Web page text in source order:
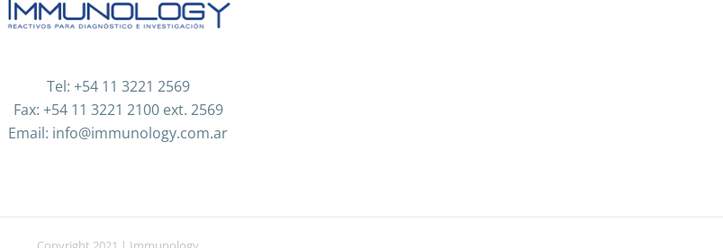
Tel: +54 11 3221 2569
Fax: +54 11 3221 2100 ext. 2569
Email: info@immunology.com.ar